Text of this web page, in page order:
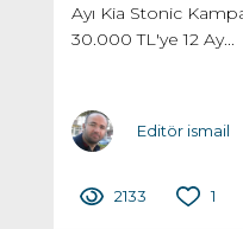
Ayı Kia Stonic
30.000 TL'ye 12 Ay...
Editör ismail
2133 1